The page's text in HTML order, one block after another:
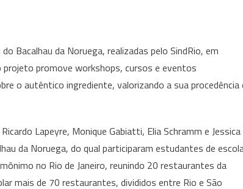
Bacalhau da Noruega, realizadas pelo SindRio, em
projeto promove workshops, cursos e eventos
o autêntico ingrediente, valorizando a sua procedência
Lapeyre, Monique Gabiatti, Elia Schramm e Jessica
da Noruega, do qual participaram estudantes de
no Rio de Janeiro, reunindo 20 restaurantes da
mais de 70 restaurantes, divididos entre Rio e São